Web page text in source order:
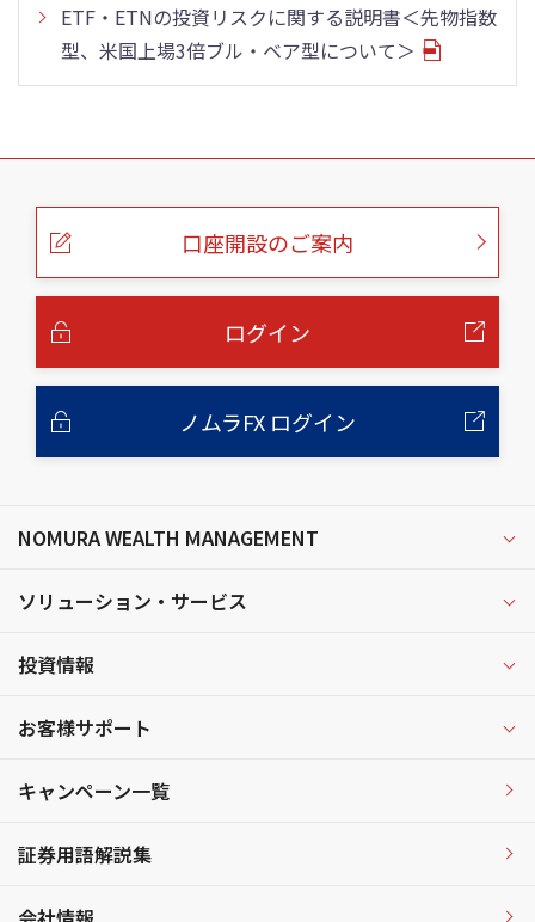
ETF・ETNの投資リスクに関する説明書＜先物指数
型、米国上場3倍ブル・ベア型について＞
こ
口座開設のご案内
ログイン
ノムラFX ログイン
NOMURA WEALTH MANAGEMENT
ソリューション・サービス
投資情報
お客様サポート
キャンペーン一覧
証券用語解説集